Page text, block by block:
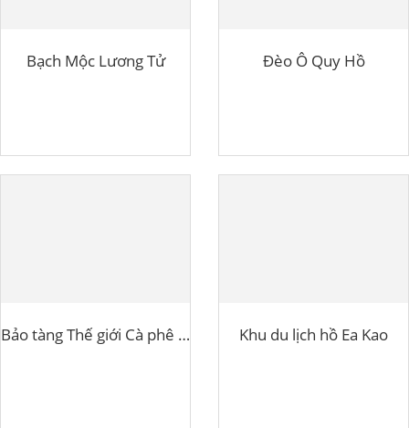
Bạch Mộc Lương Tử Đèo Ô Quy Hồ
Bảo tàng Thế giới Cà phê Buôn Ma Thuột Khu du lịch hồ Ea Kao